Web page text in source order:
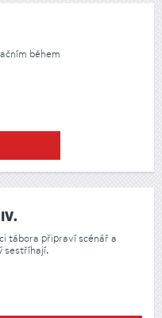
během
tábora připraví scénář a
sestříhají.